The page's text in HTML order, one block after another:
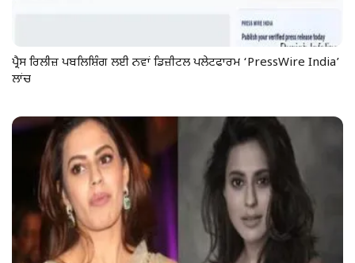
ਪ੍ਰੈਸ ਰਿਲੀਜ਼ ਪਬਲਿਸ਼ਿੰਗ ਲਈ ਨਵਾਂ ਡਿਜ਼ੀਟਲ ਪਲੇਟਫਾਰਮ ‘PressWire India’
ਲਾਂਚ